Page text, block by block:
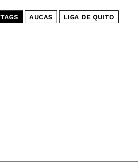
TAGS AUCAS LIGA DE QUITO